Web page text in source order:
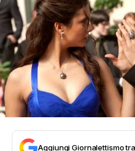
Aggiungi Giornalettismo